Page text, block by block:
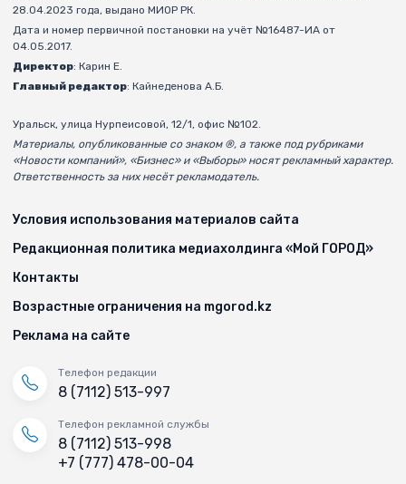
28.04.2023 года, выдано МИОР РК.
Дата и номер первичной постановки на учёт №16487-ИА от
04.05.2017.
Директор: Карин Е.
Главный редактор: Кайнеденова А.Б.
Уральск, улица Нурпеисовой, 12/1, офис №102.
Материалы, опубликованные со знаком ®, а также под рубриками
«Новости компаний», «Бизнес» и «Выборы» носят рекламный характер.
Ответственность за них несёт рекламодатель.
Условия использования материалов сайта
Редакционная политика медиахолдинга «Мой ГОРОД»
Контакты
Возрастные ограничения на mgorod.kz
Реклама на сайте
Телефон редакции
8 (7112) 513-997
Телефон рекламной службы
8 (7112) 513-998
+7 (777) 478-00-04